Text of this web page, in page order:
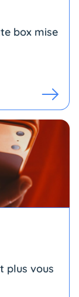
box mise
plus vous